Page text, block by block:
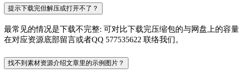
提示下载完但解压或打开不了？
最常见的情况是下载不完整: 可对比下载完压缩包的与网盘上的容
在对应资源底部留言或者QQ 577535622 联络我们。
找不到素材资源介绍文章里的示例图片？